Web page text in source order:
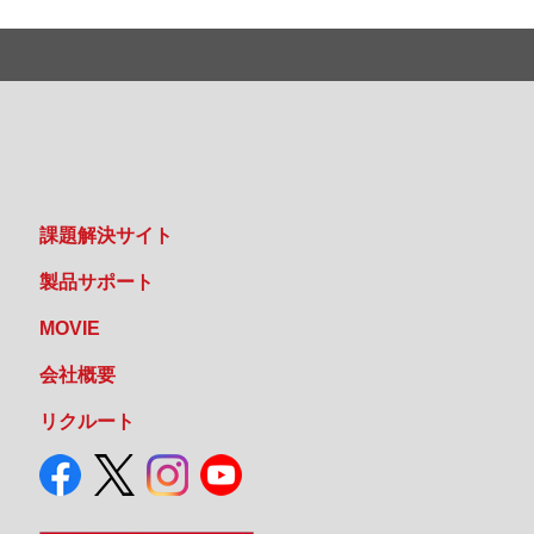
課題解決サイト
製品サポート
MOVIE
会社概要
リクルート